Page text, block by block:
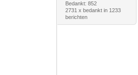
Bedankt: 852
2731 x bedankt in 1233
berichten